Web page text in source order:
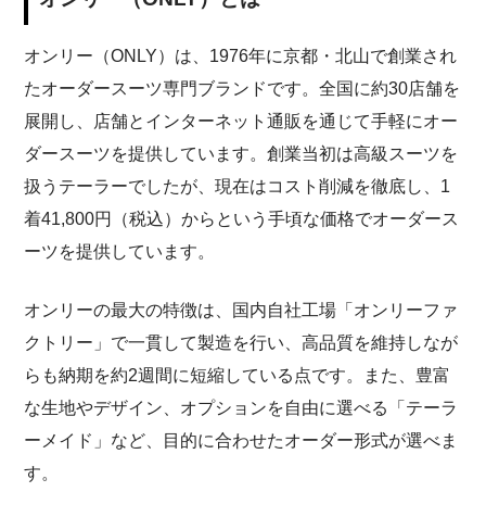
オンリー（ONLY）は、1976年に京都・北山で創業され
たオーダースーツ専門ブランドです。全国に約30店舗を
展開し、店舗とインターネット通販を通じて手軽にオー
ダースーツを提供しています。創業当初は高級スーツを
扱うテーラーでしたが、現在はコスト削減を徹底し、1
着41,800円（税込）からという手頃な価格でオーダース
ーツを提供しています。
オンリーの最大の特徴は、国内自社工場「オンリーファ
クトリー」で一貫して製造を行い、高品質を維持しなが
らも納期を約2週間に短縮している点です。また、豊富
な生地やデザイン、オプションを自由に選べる「テーラ
ーメイド」など、目的に合わせたオーダー形式が選べま
す。